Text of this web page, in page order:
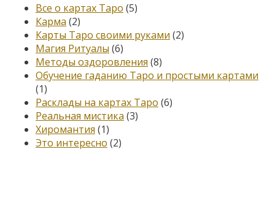
Все о картах Таро (5)
Карма (2)
Карты Таро своими руками (2)
Магия Ритуалы (6)
Методы оздоровления (8)
Обучение гаданию Таро и простыми картами
(1)
Расклады на картах Таро (6)
Реальная мистика (3)
Хиромантия (1)
Это интересно (2)